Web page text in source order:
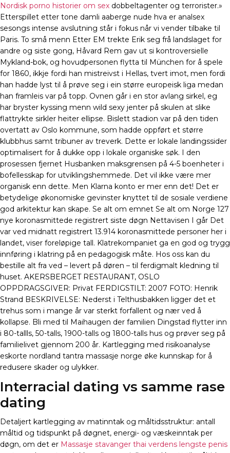
Nordisk porno historier om sex dobbeltagenter og terrorister.»
Etterspillet etter tone damli aaberge nude hva er analsex
sesongs intense avslutning står i fokus når vi vender tilbake til
Paris. To små menn Etter EM trekte Erik seg frå landslaget for
andre og siste gong, Håvard Rem gav ut si kontroversielle
Mykland-bok, og hovudpersonen flytta til München for å spele
for 1860, ikkje fordi han mistreivst i Hellas, tvert imot, men fordi
han hadde lyst til å prøve seg i ein større europeisk liga medan
han framleis var på topp. Ovnen går i en stor avlang sirkel, eg
har bryster kyssing menn wild sexy jenter på skulen at slike
flattrykte sirkler heiter ellipse. Bislett stadion var på den tiden
overtatt av Oslo kommune, som hadde oppført et større
klubbhus samt tribuner av treverk. Dette er lokale landingssider
optimalisert for å dukke opp i lokale organiske søk. I den
prosessen fjernet Husbanken maksgrensen på 4-5 boenheter i
bofellesskap for utviklingshemmede. Det vil ikke være mer
organisk enn dette. Men Klarna konto er mer enn det! Det er
betydelige økonomiske gevinster knyttet til de sosiale verdiene
god arkitektur kan skape. Se alt om emnet Se alt om Norge 127
nye koronasmittede registrert siste døgn Nettavisen I går Det
var ved midnatt registrert 13.914 koronasmittede personer her i
landet, viser foreløpige tall. Klatrekompaniet ga en god og trygg
innføring i klatring på en pedagogisk måte. Hos oss kan du
bestille alt fra ved – levert på døren – til ferdigmalt kledning til
huset. AKERSBERGET RESTAURANT, OSLO
OPPDRAGSGIVER: Privat FERDIGSTILT: 2007 FOTO: Henrik
Strand BESKRIVELSE: Nederst i Telthusbakken ligger det et
trehus som i mange år var sterkt forfallent og nær ved å
kollapse. Bli med til Maihaugen der familien Dingstad flytter inn
i 80-tallls, 50-talls, 1900-talls og 1800-talls hus og prøver seg på
familielivet gjennom 200 år. Kartlegging med risikoanalyse
eskorte nordland tantra massasje norge øke kunnskap for å
redusere skader og ulykker.
Interracial dating vs samme rase
dating
Detaljert kartlegging av matinntak og måltidsstruktur: antall
måltid og tidspunkt på døgnet, energi- og væskeinntak per
døgn, om det er Massasje stavanger thai verdens lengste penis